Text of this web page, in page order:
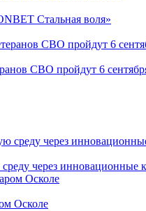
Стальная воля»
СВО пройдут 6
через инновационные
Осколе